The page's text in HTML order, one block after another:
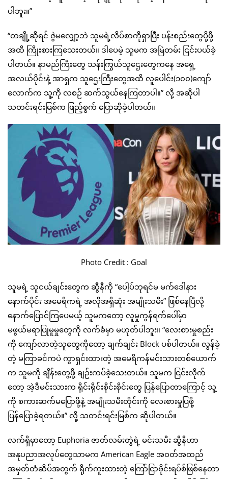
ပါဘူး။”
“တချို့ဆိုရင် ဇွဲမလျှော့ဘဲ သူမရဲ့လိပ်စာကိုရှာပြီး ပန်းစည်းတွေပို့ဖို့
အထိ ကြိုးစားကြသေးတယ်။ ဒါပေမဲ့ သူမက အမြဲတမ်း ငြင်းပယ်ခဲ့
ပါတယ်။ နာမည်ကြီးတွေ သန်းကြွယ်သူဌေးတွေကနေ အရှေ့
အလယ်ပိုင်းနဲ့ အာရှက သူဌေးကြီးတွေအထိ လူပေါင်း(၁၀၀)ကျော်
လောက်က သူ့ကို လစဉ် ဆက်သွယ်နေကြတာပါ။” လို့ အဆိုပါ
သတင်းရင်းမြစ်က ဖြည့်စွက် ပြောဆိုခဲ့ပါတယ်။
Photo Credit : Goal
သူမရဲ့ သူငယ်ချင်းတွေက ဆွီနီကို “ပေါ့ပ်ဘုရင်မ မက်ဒေါနား
နောက်ပိုင်း အမေရိကရဲ့ အလိုအရှိဆုံး အမျိုးသမီး” ဖြစ်နေပြီလို့
နောက်ပြောင်ကြပေမယ့် သူမကတော့ လူမှုကွန်ရက်ပေါ်မှာ
မဖွယ်မရာပြုမူမှုတွေကို လက်ခံမှာ မဟုတ်ပါဘူး။ “လေးစားမှုစည်း
ကို ကျော်လာတဲ့သူတွေကိုတော့ ချက်ချင်း Block ပစ်ပါတယ်။ လွန်ခဲ့
တဲ့ မကြာခင်ကပဲ ကွာရှင်းထားတဲ့ အမေရိကန်မင်းသားတစ်ယောက်
က သူမကို ချိန်းတွေ့ဖို့ ချဉ်းကပ်ခဲ့သေးတယ်။ သူမက ငြင်းလိုက်
တော့ အဲ့ဒီမင်းသားက ရိုင်းရိုင်းစိုင်းစိုင်းတွေ ပြန်ပြောတာကြောင့် သူ့
ကို စကားဆက်မပြောဖို့နဲ့ အမျိုးသမီးတိုင်းကို လေးစားမှုပြဖို့
ပြန်ပြောခဲ့ရတယ်။” လို့ သတင်းရင်းမြစ်က ဆိုပါတယ်။
လက်ရှိမှာတော့ Euphoria ဇာတ်လမ်းတွဲရဲ့ မင်းသမီး ဆွီနီဟာ
အနုပညာအလုပ်တွေသာမက American Eagle အဝတ်အထည်
အမှတ်တံဆိပ်အတွက် ရိုက်ကူးထားတဲ့ ကြော်ငြာဗိုင်းရပ်စ်ဖြစ်နေတာ